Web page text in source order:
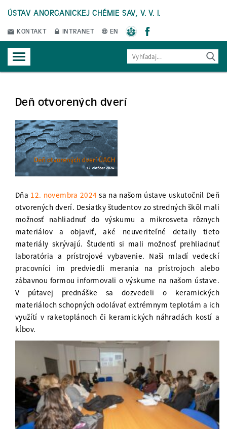
ÚSTAV ANORGANICKEJ CHÉMIE SAV, V. V. I.
KONTAKT INTRANET EN
Deň otvorených dverí
Dňa 12. novembra 2024 sa na našom ústave uskutočnil Deň
otvorených dverí. Desiatky študentov zo stredných škôl mali
možnosť nahliadnuť do výskumu a mikrosveta rôznych
materiálov a objaviť, aké neuveriteľné detaily tieto
materiály skrývajú. Študenti si mali možnosť prehliadnuť
laboratória a prístrojové vybavenie. Naši mladí vedeckí
pracovníci im predviedli merania na prístrojoch alebo
zábavnou formou informovali o výskume na našom ústave.
V pútavej prednáške sa dozvedeli o keramických
materiáloch schopných odolávať extrémnym teplotám a ich
využítí v raketoplánoch či keramických náhradách kostí a
kĺbov.